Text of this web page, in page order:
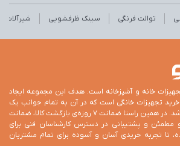
توالت فرنگی سینک ظرفشویی شیرآلات
خانه و آشپزخانه است. هدف این مجموعه ایجاد
تجهیزات خانگی است که در آن به تمام جوانب یک
خرید مطمئن توجه شده باشد. در همین راستا ضمانت 7 روزه‌ی بازگشت کالا، ضمانت
مطمئن و پشتیبانی در دسترس کارشناسان فنی برای
تا تجربه خریدی آسان و آسوده برای تمام مشتریان